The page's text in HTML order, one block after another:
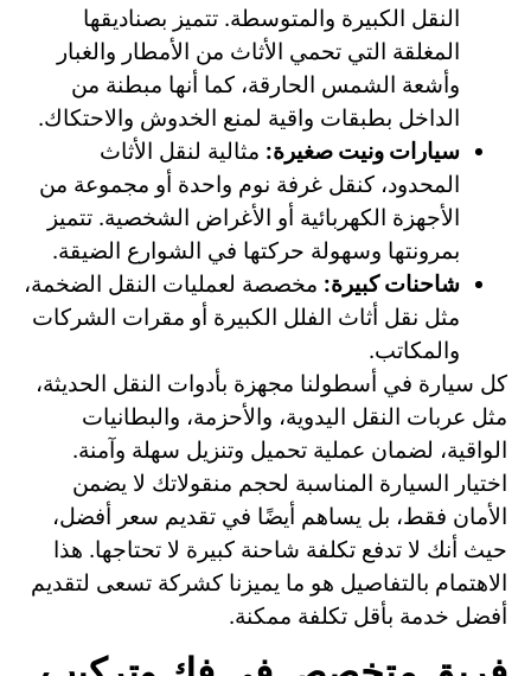
النقل الكبيرة والمتوسطة. تتميز بصناديقها
المغلقة التي تحمي الأثاث من الأمطار والغبار
وأشعة الشمس الحارقة، كما أنها مبطنة من
الداخل بطبقات واقية لمنع الخدوش والاحتكاك.
سيارات ونيت صغيرة: مثالية لنقل الأثاث
المحدود، كنقل غرفة نوم واحدة أو مجموعة من
الأجهزة الكهربائية أو الأغراض الشخصية. تتميز
بمرونتها وسهولة حركتها في الشوارع الضيقة.
شاحنات كبيرة: مخصصة لعمليات النقل الضخمة،
مثل نقل أثاث الفلل الكبيرة أو مقرات الشركات
والمكاتب.
كل سيارة في أسطولنا مجهزة بأدوات النقل الحديثة،
مثل عربات النقل اليدوية، والأحزمة، والبطانيات
الواقية، لضمان عملية تحميل وتنزيل سهلة وآمنة.
اختيار السيارة المناسبة لحجم منقولاتك لا يضمن
الأمان فقط، بل يساهم أيضًا في تقديم سعر أفضل،
حيث أنك لا تدفع تكلفة شاحنة كبيرة لا تحتاجها. هذا
الاهتمام بالتفاصيل هو ما يميزنا كشركة تسعى لتقديم
أفضل خدمة بأقل تكلفة ممكنة.